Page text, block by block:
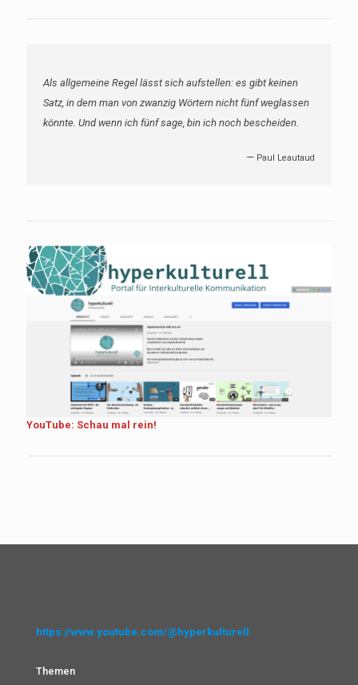
Sprich nie Böses von einem Menschen, wenn du es nicht
gewiss weißt, und wenn du es gewiss weißt, so frage dich:
Warum erzähle ich es?
— Johann Kaspar
YouTube: Schau mal rein!
https://www.youtube.com/@hyperkulturell
Themen